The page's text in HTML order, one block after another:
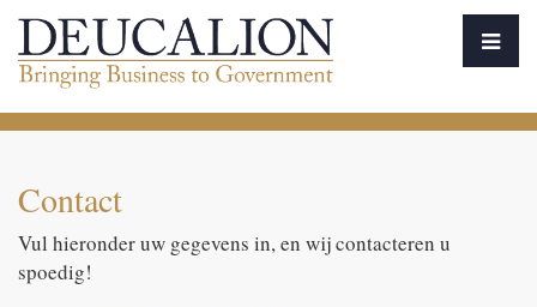
Contact
Vul hieronder uw gegevens in, en wij contacteren u
spoedig!